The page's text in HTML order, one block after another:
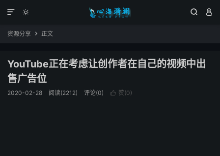
  

资源分享  正文
YouTube正在考虑让创作者在自己的视频中出
售广告位
2020-02-28 阅读(2212) 评论(0)  赞(0)